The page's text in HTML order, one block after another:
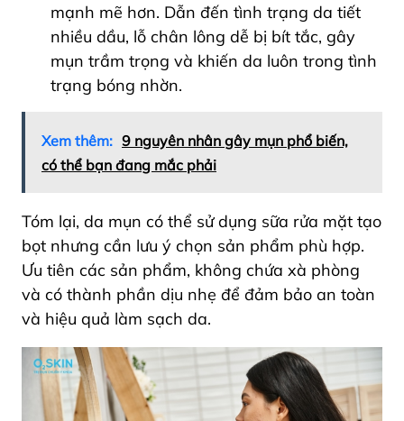
mạnh mẽ hơn. Dẫn đến tình trạng da tiết
nhiều dầu, lỗ chân lông dễ bị bít tắc, gây
mụn trầm trọng và khiến da luôn trong tình
trạng bóng nhờn.
Xem thêm: 9 nguyên nhân gây mụn phổ biến,
có thể bạn đang mắc phải
Tóm lại, da mụn có thể sử dụng sữa rửa mặt tạo
bọt nhưng cần lưu ý chọn sản phẩm phù hợp.
Ưu tiên các sản phẩm, không chứa xà phòng
và có thành phần dịu nhẹ để đảm bảo an toàn
và hiệu quả làm sạch da.